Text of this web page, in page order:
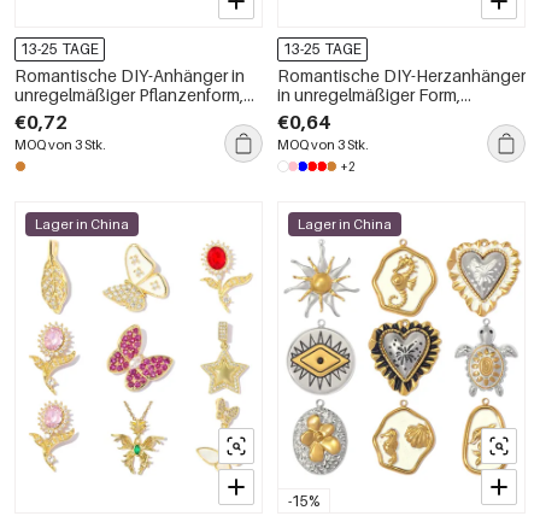
13-25 TAGE
Romantische DIY-Anhänger in
unregelmäßiger Pflanzenform,
Kupfer-Gold-Farbe, Zirkonia für
Damen
€0,72
MOQ von 3 Stk.
13-25 TAGE
Romantische DIY-Herzanhänger
in unregelmäßiger Form,
kupfergoldene Farbe,
Damenanhänger
€0,64
MOQ von 3 Stk.
+2
Lager in China
-15%
Lager in China